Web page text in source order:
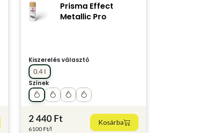
Prisma Effect
Metallic Pro
Kiszerelés választó
0.4 l
Színek
2 440 Ft
6100 Ft/l
Kosárba